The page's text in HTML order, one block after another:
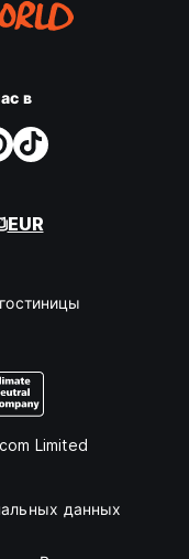
в
EUR
Limited
данных